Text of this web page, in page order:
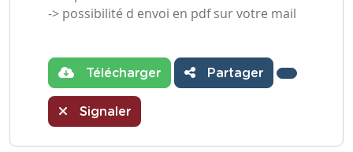
-> possibilité d envoi en pdf sur votre mail
Télécharger Partager
Signaler